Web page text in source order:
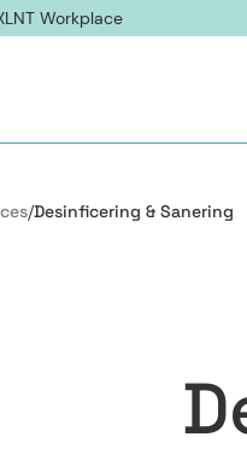
Workplace
/Desinficering & Sanering
D